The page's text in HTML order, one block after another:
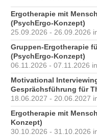
Ergotherapie mit
(PsychErgo-Konzept)
25.09.2026 - 26.09.2026
Gruppen-Ergotherapie
(PsychErgo-Konzept)
06.11.2026 - 07.11.2026
Motivational
Gesprächsführung für
18.06.2027 - 20.06.2027
Ergotherapie mit
Konzept)
30.10.2026 - 31.10.2026